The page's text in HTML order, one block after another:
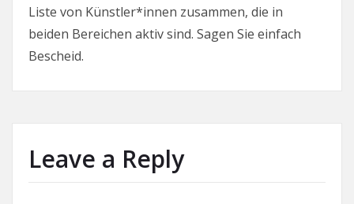
Liste von Künstler*innen zusammen, die in
beiden Bereichen aktiv sind. Sagen Sie einfach
Bescheid.
Leave a Reply